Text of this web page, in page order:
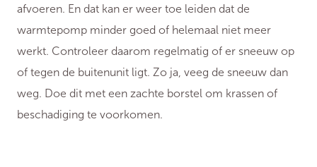
afvoeren. En dat kan er weer toe leiden dat de
warmtepomp minder goed of helemaal niet meer
werkt. Controleer daarom regelmatig of er sneeuw op
of tegen de buitenunit ligt. Zo ja, veeg de sneeuw dan
weg. Doe dit met een zachte borstel om krassen of
beschadiging te voorkomen.